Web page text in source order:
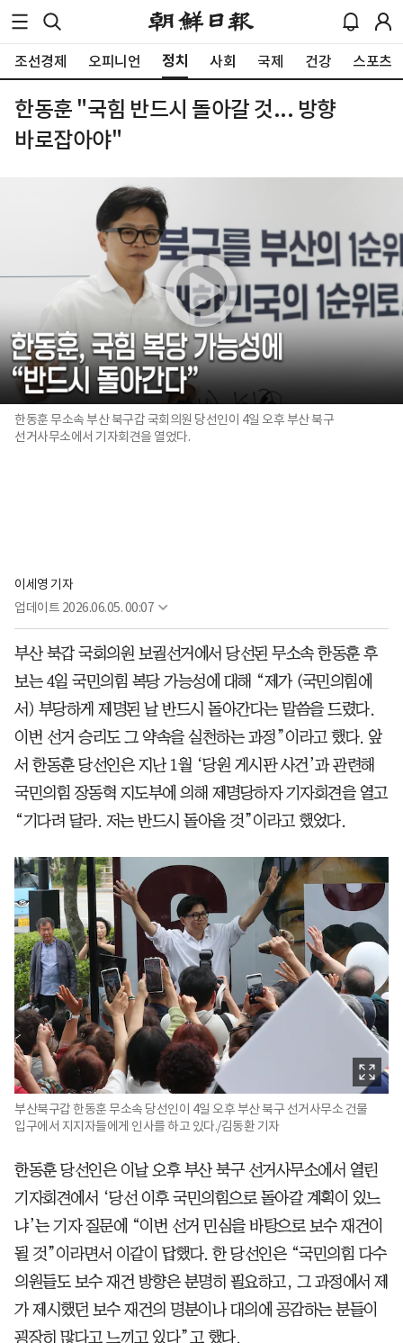
조선경제 오피니언 정치 사회 국제 건강 스포츠
한동훈 "국힘 반드시 돌아갈 것... 방향
바로잡아야"
한동훈 무소속 부산 북구갑 국회의원 당선인이 4일 오후 부산 북구
선거사무소에서 기자회견을 열었다.
이세영 기자
업데이트 2026.06.05. 00:07
부산 북갑 국회의원 보궐선거에서 당선된 무소속 한동훈 후
보는 4일 국민의힘 복당 가능성에 대해 “제가 (국민의힘에
서) 부당하게 제명된 날 반드시 돌아간다는 말씀을 드렸다.
이번 선거 승리도 그 약속을 실천하는 과정”이라고 했다. 앞
서 한동훈 당선인은 지난 1월 ‘당원 게시판 사건’과 관련해
국민의힘 장동혁 지도부에 의해 제명당하자 기자회견을 열고
“기다려 달라. 저는 반드시 돌아올 것”이라고 했었다.
부산북구갑 한동훈 무소속 당선인이 4일 오후 부산 북구 선거사무소 건물
입구에서 지지자들에게 인사를 하고 있다./김동환 기자
한동훈 당선인은 이날 오후 부산 북구 선거사무소에서 열린
기자회견에서 ‘당선 이후 국민의힘으로 돌아갈 계획이 있느
냐’는 기자 질문에 “이번 선거 민심을 바탕으로 보수 재건이
될 것”이라면서 이같이 답했다. 한 당선인은 “국민의힘 다수
의원들도 보수 재건 방향은 분명히 필요하고, 그 과정에서 제
가 제시했던 보수 재건의 명분이나 대의에 공감하는 분들이
굉장히 많다고 느끼고 있다”고 했다.